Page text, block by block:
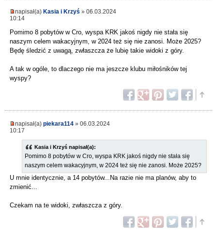
napisał(a) Kasia i Krzyś » 06.03.2024
10:14
Pomimo 8 pobytów w Cro, wyspa KRK jakoś nigdy nie stała się
naszym celem wakacyjnym, w 2024 też się nie zanosi. Może 2025?
Będę śledzić z uwagą, zwłaszcza że lubię takie widoki z góry.
A tak w ogóle, to dlaczego nie ma jeszcze klubu miłośników tej
wyspy?
napisał(a) piekara114 » 06.03.2024
10:17
Kasia i Krzyś napisał(a):
Pomimo 8 pobytów w Cro, wyspa KRK jakoś nigdy nie stała się
naszym celem wakacyjnym, w 2024 też się nie zanosi. Może 2025?
U mnie identycznie, a 14 pobytów...Na razie nie ma planów, aby to
zmienić...
Czekam na te widoki, zwłaszcza z góry.